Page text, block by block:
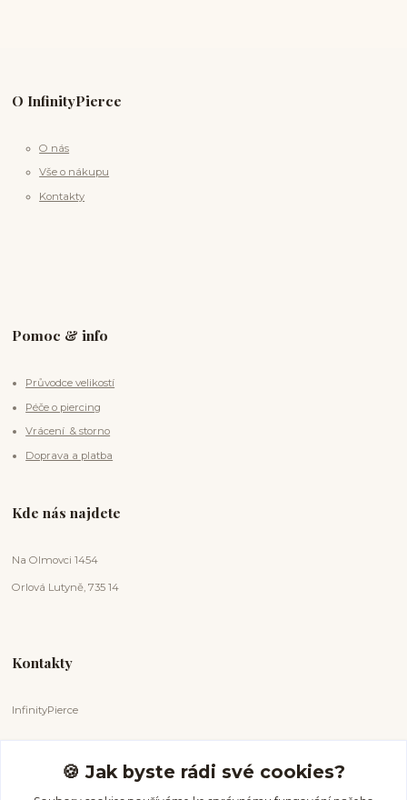
O InfinityPierce
O nás
Vše o nákupu
Kontakty
Pomoc & info
Průvodce velikostí
Péče o piercing
Vrácení & storno
Doprava a platba
Kde nás najdete
Na Olmovci 1454
Orlová Lutyně, 735 14
Kontakty
InfinityPierce
+420 731 681 038
(Po-Ne, 9-18 hod.)
🍪 Jak byste rádi své cookies?